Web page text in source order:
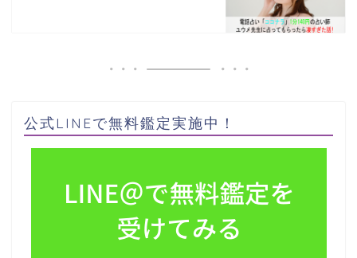
公式LINEで無料鑑定実施中！